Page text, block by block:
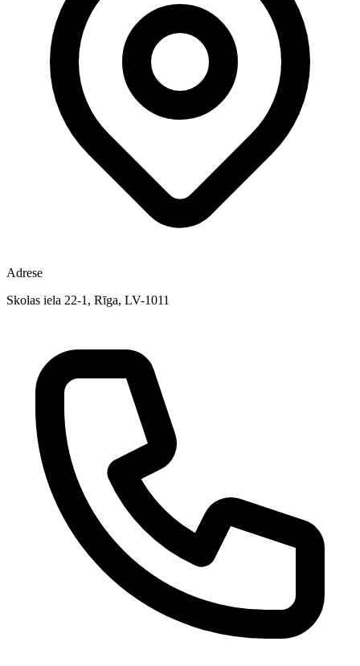
Adrese
Skolas iela 22-1, Rīga, LV-1011